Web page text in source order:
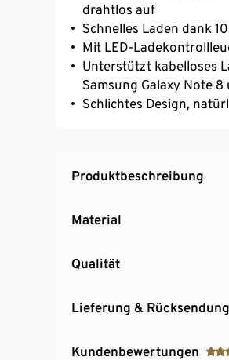
drahtlos auf
Schnelles Laden dank
Mit LED-
Unterstützt kabelloses
Samsung Galaxy Note
Schlichtes Design,
Produktbeschreibung
Material
Qualität
Lieferung & Rücksendung
Kundenbewertungen